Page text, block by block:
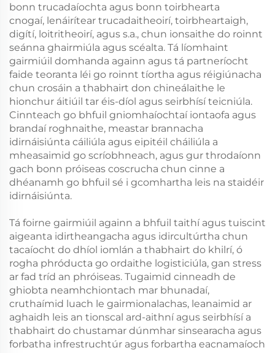
bonn trucadaíochta agus bonn toirbhearta
cnogaí, lenáirítear trucadaitheoirí, toirbheartaigh,
digítí, loitritheoirí, agus s.a., chun ionsaithe do roinnt
seánna ghairmiúla agus scéalta. Tá líomhaint
gairmiúil domhanda againn agus tá partneríocht
faide teoranta léi go roinnt tíortha agus réigiúnacha
chun crosáin a thabhairt don chineálaithe le
hionchur áitiúil tar éis-díol agus seirbhísí teicniúla.
Cinnteach go bhfuil gniomhaíochtaí iontaofa agus
brandaí roghnaithe, meastar brannacha
idirnáisiúnta cáiliúla agus eipitéil cháiliúla a
mheasaimid go scríobhneach, agus gur throdaíonn
gach bonn próiseas coscrucha chun cinne a
dhéanamh go bhfuil sé i gcomhartha leis na staidéir
idirnáisiúnta.
Tá foirne gairmiúil againn a bhfuil taithí agus tuiscint
aigeanta idirtheangacha agus idircultúrtha chun
tacaíocht do dhíol iomlán a thabhairt do khilrí, ó
rogha phróducta go ordaithe logisticiúla, gan stress
ar fad tríd an phróiseas. Tugaimid cinneadh de
ghiobta neamhchiontach mar bhunadaí,
cruthaímid luach le gairmionalachas, leanaimid ar
aghaidh leis an tionscal ard-aithní agus seirbhísí a
thabhairt do chustamar dúnmhar sinsearacha agus
forbatha infrestruchtúr agus forbartha eacnamaíoch